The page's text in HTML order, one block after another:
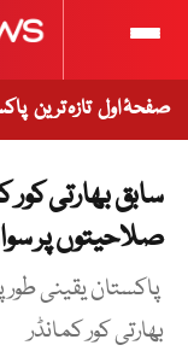
صفحۂ اول تازہ ترین
سابق بھارتی
صلاحیتوں پر
پاکستان یقینی
بھارتی کور کمانڈر